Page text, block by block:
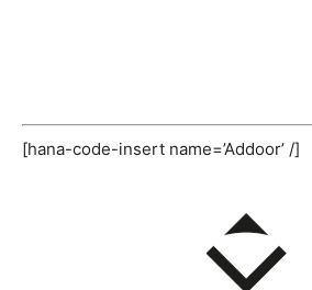
[hana-code-insert name=’Addoor’ /]